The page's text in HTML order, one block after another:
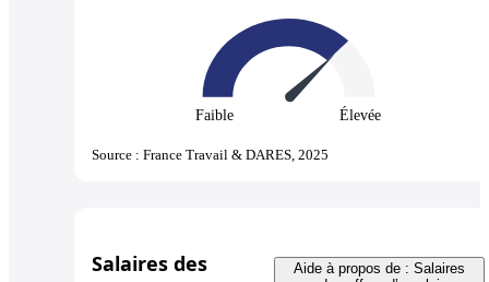
Faible Élevée
Source : France Travail & DARES, 2025
Salaires des
Aide à propos de : Salaires